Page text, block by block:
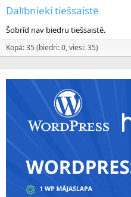
Dalībnieki tiešsaistē
Šobrīd nav biedru tiešsaistē.
Kopā: 35 (biedri: 0, viesi: 35)